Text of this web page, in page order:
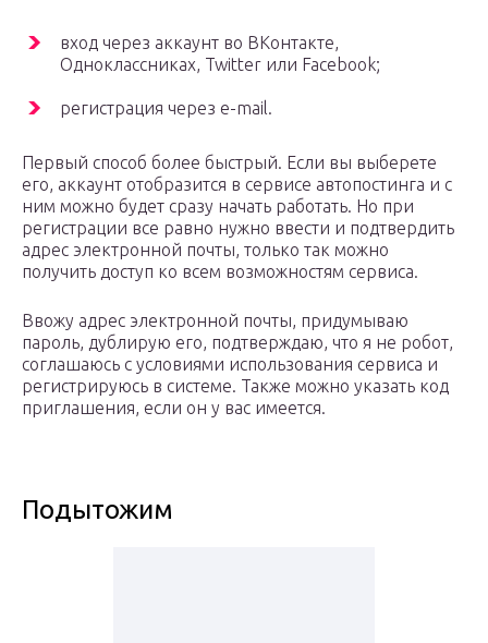
вход через аккаунт во ВКонтакте,
Одноклассниках, Twitter или Facebook;
регистрация через e-mail.
Первый способ более быстрый. Если вы выберете
его, аккаунт отобразится в сервисе автопостинга и с
ним можно будет сразу начать работать. Но при
регистрации все равно нужно ввести и подтвердить
адрес электронной почты, только так можно
получить доступ ко всем возможностям сервиса.
Ввожу адрес электронной почты, придумываю
пароль, дублирую его, подтверждаю, что я не робот,
соглашаюсь с условиями использования сервиса и
регистрируюсь в системе. Также можно указать код
приглашения, если он у вас имеется.
Подытожим